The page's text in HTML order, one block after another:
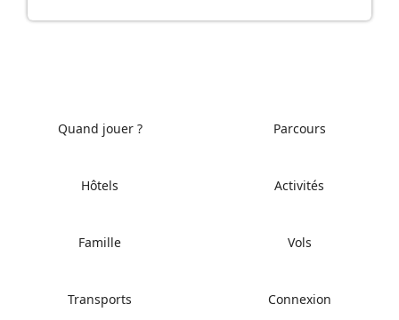
Quand jouer ? Parcours
Hôtels Activités
Famille Vols
Transports Connexion